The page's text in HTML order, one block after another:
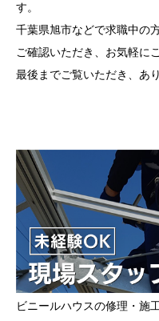
す。
千葉県旭市などで求職中の
ご確認いただき、お気軽に
最後までご覧いただき、あ
ビニールハウスの修理・施